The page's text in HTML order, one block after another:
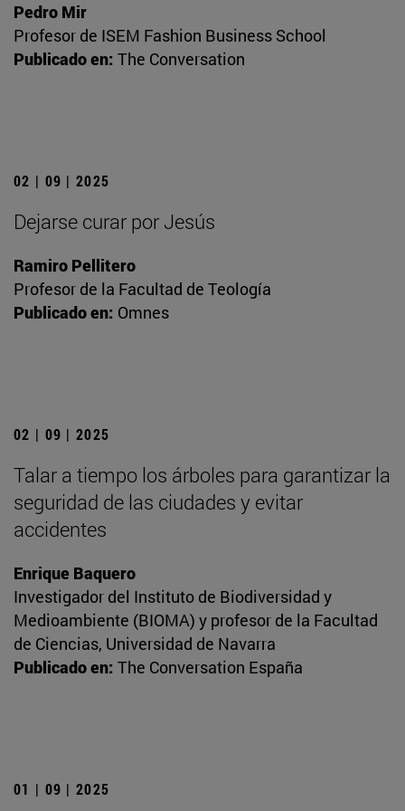
Pedro Mir
Profesor de ISEM Fashion Business School
Publicado en: The Conversation
02 | 09 | 2025
Dejarse curar por Jesús
Ramiro Pellitero
Profesor de la Facultad de Teología
Publicado en: Omnes
02 | 09 | 2025
Talar a tiempo los árboles para garantizar la
seguridad de las ciudades y evitar
accidentes
Enrique Baquero
Investigador del Instituto de Biodiversidad y
Medioambiente (BIOMA) y profesor de la Facultad
de Ciencias, Universidad de Navarra
Publicado en: The Conversation España
01 | 09 | 2025